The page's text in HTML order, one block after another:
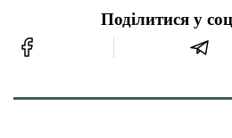
Поділитися у